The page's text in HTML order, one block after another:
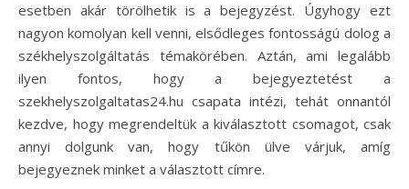
esetben akár törölhetik is a bejegyzést. Úgyhogy ezt
nagyon komolyan kell venni, elsődleges fontosságú dolog a
székhelyszolgáltatás témakörében. Aztán, ami legalább
ilyen fontos, hogy a bejegyeztetést a
szekhelyszolgaltatas24.hu csapata intézi, tehát onnantól
kezdve, hogy megrendeltük a kiválasztott csomagot, csak
annyi dolgunk van, hogy tűkön ülve várjuk, amíg
bejegyeznek minket a választott címre.